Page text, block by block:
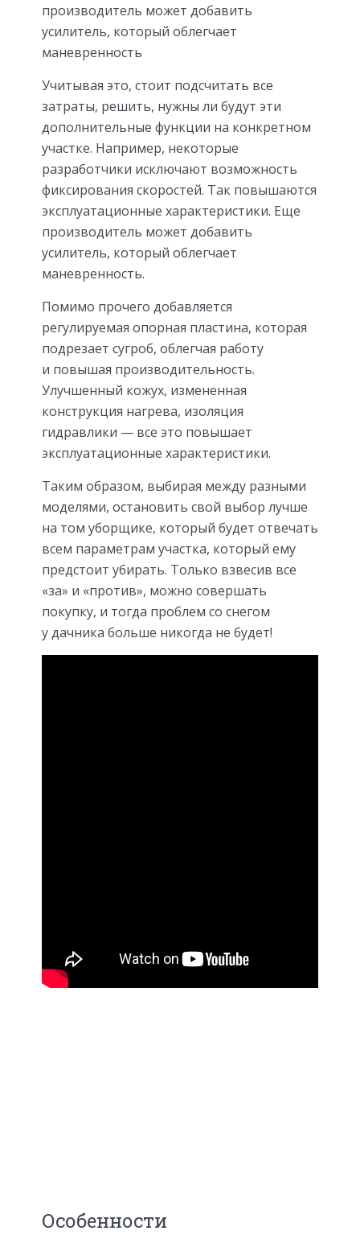
производитель может добавить
усилитель, который облегчает
маневренность
Учитывая это, стоит подсчитать все
затраты, решить, нужны ли будут эти
дополнительные функции на конкретном
участке. Например, некоторые
разработчики исключают возможность
фиксирования скоростей. Так повышаются
эксплуатационные характеристики. Еще
производитель может добавить
усилитель, который облегчает
маневренность.
Помимо прочего добавляется
регулируемая опорная пластина, которая
подрезает сугроб, облегчая работу
и повышая производительность.
Улучшенный кожух, измененная
конструкция нагрева, изоляция
гидравлики — все это повышает
эксплуатационные характеристики.
Таким образом, выбирая между разными
моделями, остановить свой выбор лучше
на том уборщике, который будет отвечать
всем параметрам участка, который ему
предстоит убирать. Только взвесив все
«за» и «против», можно совершать
покупку, и тогда проблем со снегом
у дачника больше никогда не будет!
Особенности